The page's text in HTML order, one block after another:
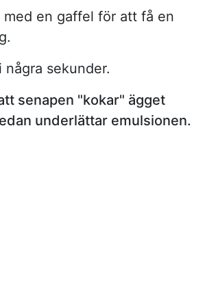
med en gaffel för att få en
några sekunder.
senapen "kokar" ägget
underlättar emulsionen.